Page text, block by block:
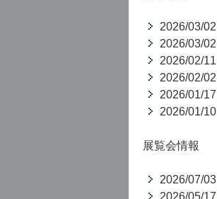
2026/03/02
2026/03/02
2026/02/11
2026/02/02
2026/01/17
2026/01/10
展覧会情報
2026/07/03